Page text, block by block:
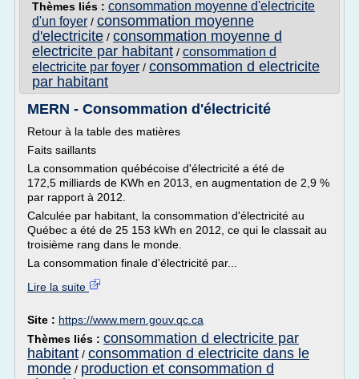
Thèmes liés : consommation moyenne d'electricite
d'un foyer / consommation moyenne
d'electricite / consommation moyenne d
electricite par habitant / consommation d
electricite par foyer / consommation d electricite
par habitant
MERN - Consommation d'électricité
Retour à la table des matières
Faits saillants
La consommation québécoise d'électricité a été de
172,5 milliards de KWh en 2013, en augmentation de 2,9 %
par rapport à 2012.
Calculée par habitant, la consommation d'électricité au
Québec a été de 25 153 kWh en 2012, ce qui le classait au
troisième rang dans le monde.
La consommation finale d'électricité par...
Lire la suite
Site : https://www.mern.gouv.qc.ca
Thèmes liés : consommation d electricite par
habitant / consommation d electricite dans le
monde / production et consommation d